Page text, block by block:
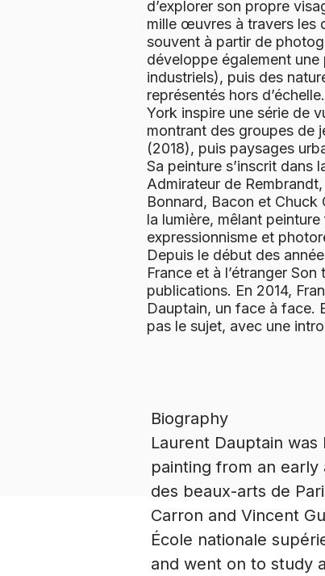
d’explorer son propre
mille œuvres à travers les
souvent à partir de
développe également
industriels), puis des
représentés hors
York inspire une série de
montrant des groupes de
(2018), puis paysages
Sa peinture s’inscrit dans
Admirateur de
Bonnard, Bacon et
la lumière, mêlant
expressionnisme et
Depuis le début des
France et à l’étranger
publications. En 2014,
Dauptain, un face à face.
pas le sujet, avec une
Biography
Laurent Dauptain was
painting from an
des beaux-arts de
Carron and Vincent
École nationale
and went on to study